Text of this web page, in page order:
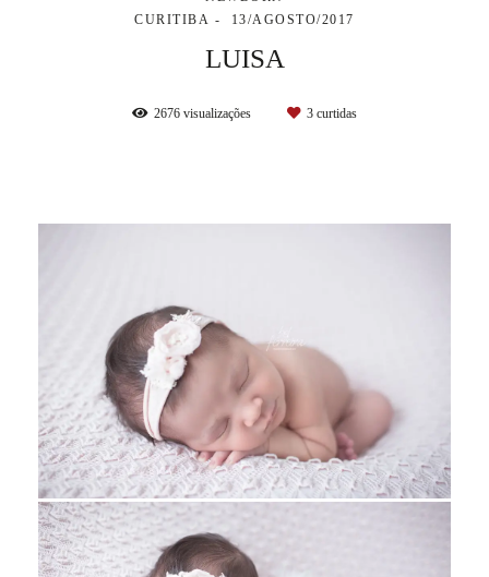
CURITIBA
13/AGOSTO/2017
LUISA
2676 visualizações 3 curtidas